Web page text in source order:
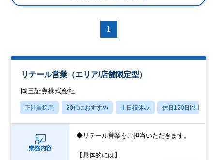
1
リテール営業（エリア/店舗限定型）
岡三証券株式会社
正社員採用 20代におすすめ 土日祝休み 休日120日以上
業務内容
◆リテール営業をご担当いただきます。
【具体的には】